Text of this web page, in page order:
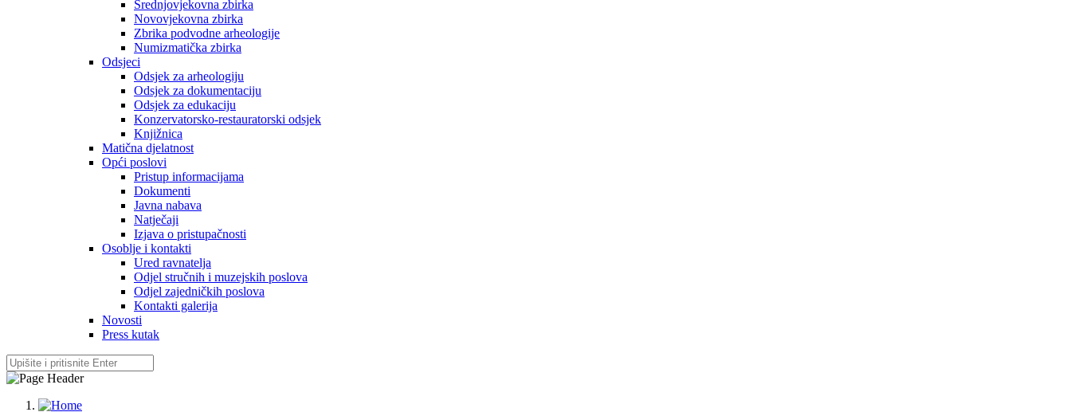
Srednjovjekovna zbirka
Novovjekovna zbirka
Zbrika podvodne arheologije
Numizmatička zbirka
Odsjeci
Odsjek za arheologiju
Odsjek za dokumentaciju
Odsjek za edukaciju
Konzervatorsko-restauratorski odsjek
Knjižnica
Matična djelatnost
Opći poslovi
Pristup informacijama
Dokumenti
Javna nabava
Natječaji
Izjava o pristupačnosti
Osoblje i kontakti
Ured ravnatelja
Odjel stručnih i muzejskih poslova
Odjel zajedničkih poslova
Kontakti galerija
Novosti
Press kutak